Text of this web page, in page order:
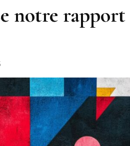
notre rapport